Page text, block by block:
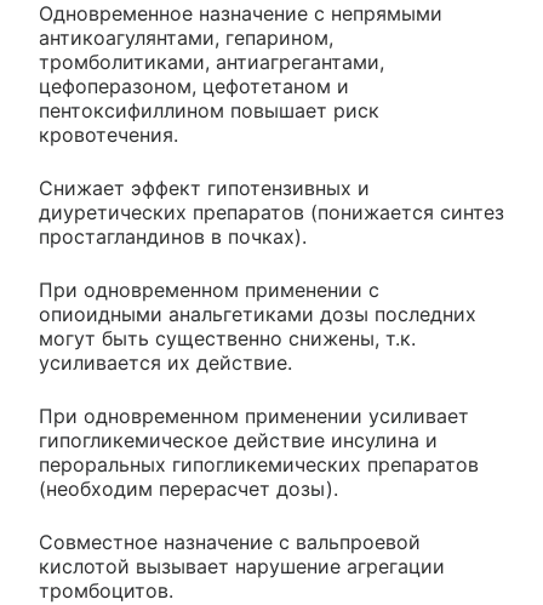
Одновременное назначение с непрямыми
антикоагулянтами, гепарином,
тромболитиками, антиагрегантами,
цефоперазоном, цефотетаном и
пентоксифиллином повышает риск
кровотечения.
Снижает эффект гипотензивных и
диуретических препаратов (понижается синтез
простагландинов в почках).
При одновременном применении с
опиоидными анальгетиками дозы последних
могут быть существенно снижены, т.к.
усиливается их действие.
При одновременном применении усиливает
гипогликемическое действие инсулина и
пероральных гипогликемических препаратов
(необходим перерасчет дозы).
Совместное назначение с вальпроевой
кислотой вызывает нарушение агрегации
тромбоцитов.